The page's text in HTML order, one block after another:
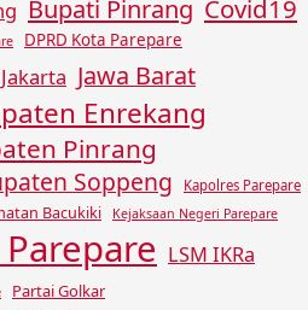
Bupati Pinrang Covid19
DPRD Kota Parepare
Jakarta Jawa Barat
Enrekang
Pinrang
Soppeng
Kapolres Parepare
Bacukiki Kejaksaan Negeri Parepare
LSM IKRa
Partai Golkar